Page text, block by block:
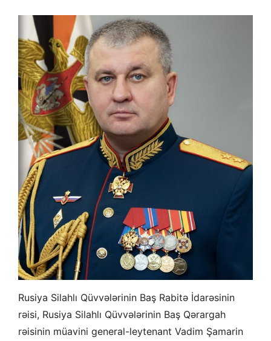
Rusiya Silahlı Qüvvələrinin Baş Rabitə İdarəsinin
rəisi, Rusiya Silahlı Qüvvələrinin Baş Qərargah
rəisinin müavini general-leytenant Vadim Şamarin